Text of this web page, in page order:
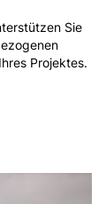
Sie
Projektes.